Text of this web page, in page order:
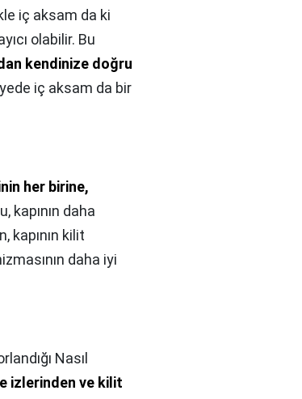
iç aksam da ki
olabilir. Bu
kendinize doğru
iç aksam da bir
her birine,
kapının daha
kapının kilit
daha iyi
Nasıl
izlerinden ve kilit